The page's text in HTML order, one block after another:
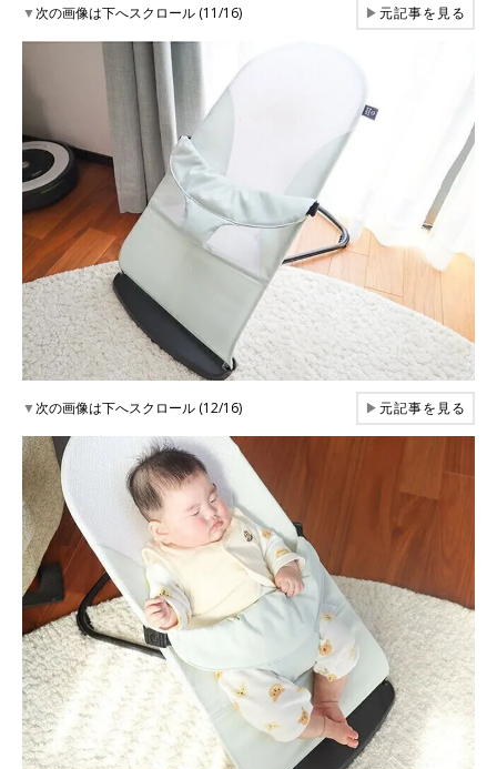
▼次の画像は下へスクロール (11/16) ▶元記事を見る
▼次の画像は下へスクロール (12/16) ▶元記事を見る